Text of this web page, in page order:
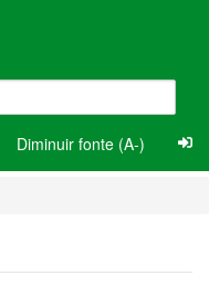
Diminuir fonte (A-)